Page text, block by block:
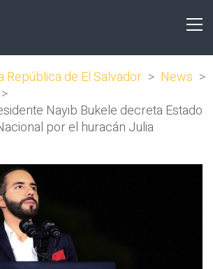
República de El Salvador > News >
>
Nayib Bukele decreta Estado
por el huracán Julia